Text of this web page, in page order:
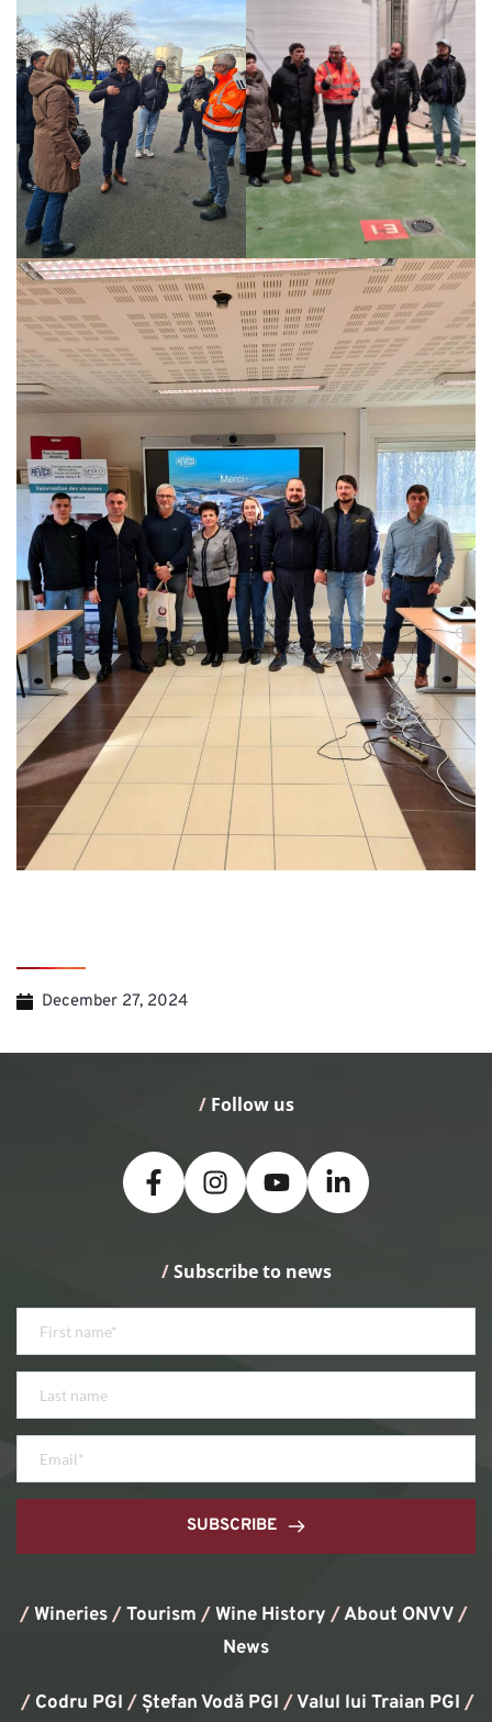
December 27, 2024
/ Follow us
/ Subscribe to news
SUBSCRIBE
/Wineries/Tourism /Wine History / About ONVV/
News
/ Codru PGI / Ștefan Vodă PGI /Valul lui Traian PGI